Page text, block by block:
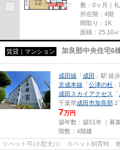
敷：0ヶ月｜
所在階：4階
間取り：1K
面積：25.10㎡
賃貸｜マンション 加良部中央住宅6
成田線 「成田 」駅 徒
京成本線 「公津の杜
成田スカイアクセス
「
千葉県成田市加良部
7万円
築年数：築51年 ｜募
階数：4階建
☆ペット可(小型犬)☆ ※ペット飼育時、